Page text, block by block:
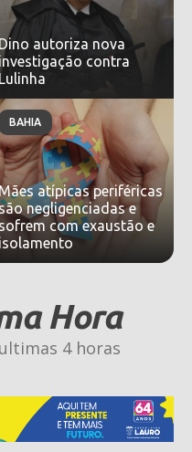
Dino autoriza nova
investigação contra
Lulinha
BAHIA
atípicas periféricas
são negligenciadas e
sofrem com exaustão e
isolamento
Hora
4 horas